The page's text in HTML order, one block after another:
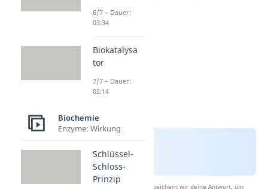
Nach Beantwortung speichern wir deine Antwort, um
6/7 – Dauer:
03:34
Biokatalysa
tor
7/7 – Dauer:
05:14
Biochemie
Enzyme: Wirkung
Schlüssel-
Schloss-
Prinzip